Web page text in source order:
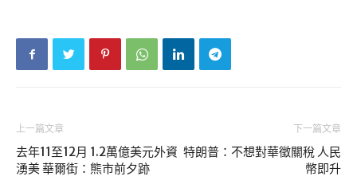
上一篇文章
去年11至12月 1.2萬億美元外資
湧美 華爾街：熊市前夕跡
下一篇文章
特朗普：不想對華徵關稅 人民
幣即升